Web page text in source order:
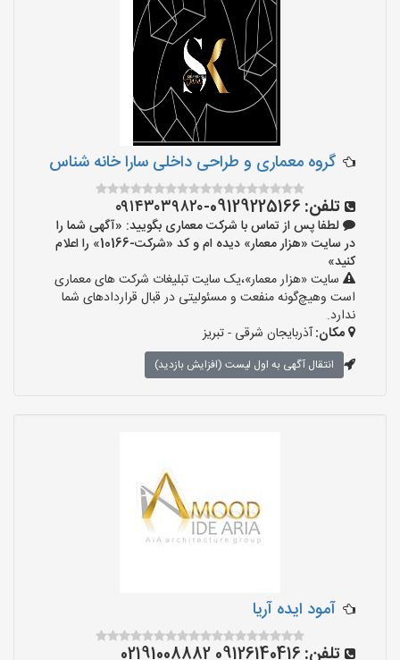
گروه معماری و طراحی داخلی سارا خانه شناس
تلفن: 09129225166-۰۹۱۴۳۰۳۹۸۲۰
لطفا پس از تماس با شرکت معماری بگویید: «آگهی شما را
در سایت «هزار معمار» دیده ام و کد «شرکت-10166» را اعلام
کنید»
سایت «هزار معمار»،یک سایت تبلیغات شرکت های معماری
است وهیچ‌گونه منفعت و مسئولیتی در قبال قراردادهای شما
ندارد.
مکان:آذربایجان شرقی - تبریز
انتقال آگهی به اول لیست (افزایش بازدید)
آمود ایده آریا
تلفن: 09126140416 02191008882